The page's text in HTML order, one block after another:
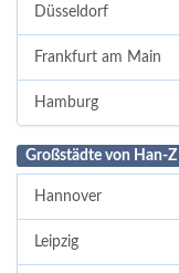
Düsseldorf
Frankfurt am Main
Hamburg
Großstädte von Han-Z
Hannover
Leipzig